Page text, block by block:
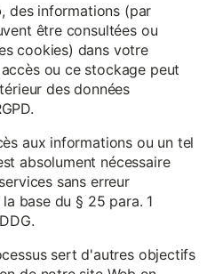
des informations (par
être consultées ou
cookies) dans votre
ou ce stockage peut
des données
aux informations ou un tel
absolument nécessaire
sans erreur
base du § 25 para. 1
sert d'autres objectifs